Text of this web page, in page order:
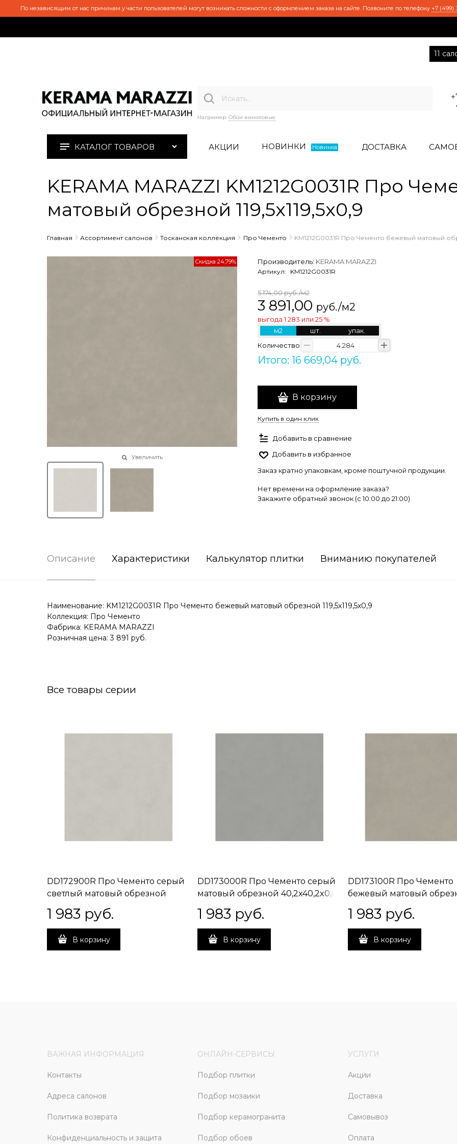
По независящим от нас причинам у части пользователей могут возникать сложности с оформлением заказа на сайте. Позвоните по телефону +7 (499)
11
Например: Обои виниловые
КАТАЛОГ ТОВАРОВ АКЦИИ НОВИНКИ Новинка ДОСТАВКА
KERAMA MARAZZI KM1212G0031R Про
матовый обрезной 119,5x119,5x0,9
Главная Ассортимент салонов Тосканская коллекция Про Чементо KM1212G0031R Про Чементо бежевый матовый
Скидка 24,79%
Увеличить
Производитель: KERAMA MARAZZI
Артикул: KM1212G0031R
5 174,00руб./м2
3 891,00 руб./м2
выгода1 283 или 25 %
м2
шт.
упак.
Количество
Итого: 16 669,04 руб.
В корзину
Купить в один клик
Добавить в сравнение
Добавить в избранное
Заказ кратно упаковкам, кроме поштучной продукции.
Нет времени на оформление заказа?
Закажите обратный звонок (c 10:00 до 21:00)
Описание Характеристики Калькулятор плитки Вниманию покупателей
Наименование: KM1212G0031R Про Чементо бежевый матовый обрезной 119,5x119,5x0,9
Коллекция: Про Чементо
Фабрика: KERAMA MARAZZI
Розничная цена: 3 891 руб.
Все товары серии
DD172900R Про Чементо серый
светлый матовый обрезной
1 983 руб.
В корзину
DD173000R Про Чементо серый
матовый обрезной 40,2x40,2x0,8
1 983 руб.
В корзину
DD173100R Про Чементо
бежевый матовый
1 983 руб.
В корзину
ВАЖНАЯ ИНФОРМАЦИЯ
Контакты
Адреса салонов
Политика возврата
Конфиденциальность и защита
ОНЛАЙН-СЕРВИСЫ
Подбор плитки
Подбор мозаики
Подбор керамогранита
Подбор обоев
УСЛУГИ
Акции
Доставка
Самовывоз
Оплата